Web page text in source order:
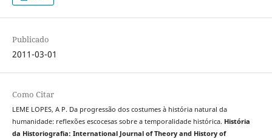
Publicado
2011-03-01
Como Citar
LEME LOPES, A P. Da progressão dos costumes à história natural da
humanidade: reflexões escocesas sobre a temporalidade histórica. História
da Historiografia: International Journal of Theory and History of